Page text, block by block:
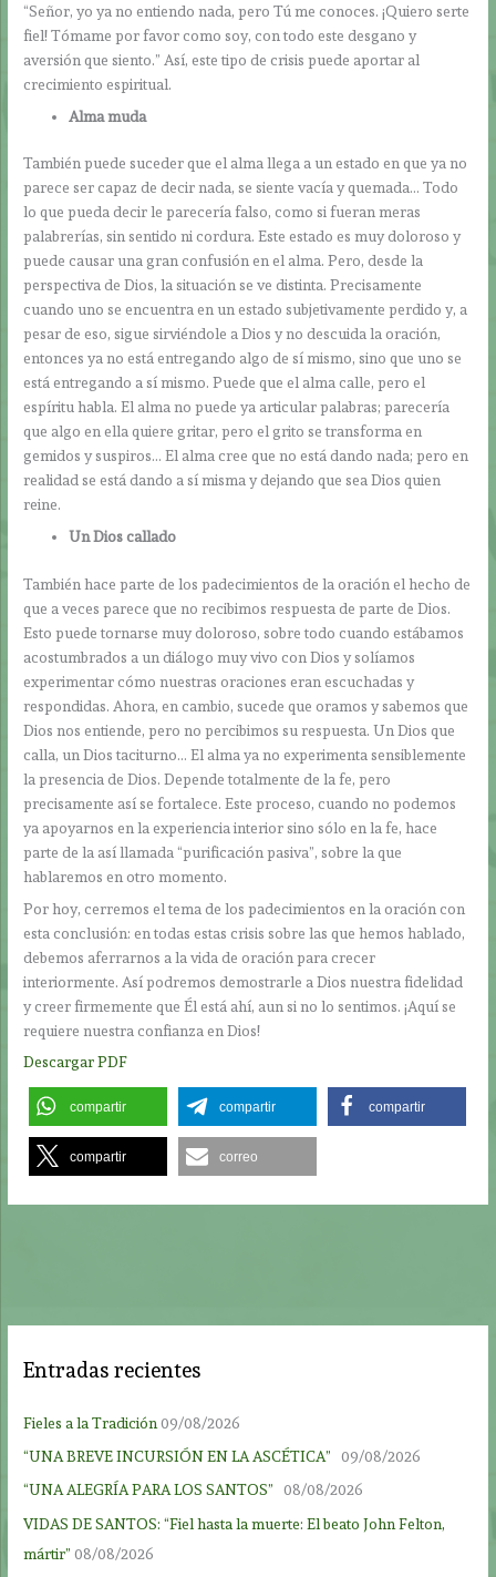
“Señor, yo ya no entiendo nada, pero Tú me conoces. ¡Quiero serte
fiel! Tómame por favor como soy, con todo este desgano y
aversión que siento.” Así, este tipo de crisis puede aportar al
crecimiento espiritual.
Alma muda
También puede suceder que el alma llega a un estado en que ya no
parece ser capaz de decir nada, se siente vacía y quemada… Todo
lo que pueda decir le parecería falso, como si fueran meras
palabrerías, sin sentido ni cordura. Este estado es muy doloroso y
puede causar una gran confusión en el alma. Pero, desde la
perspectiva de Dios, la situación se ve distinta. Precisamente
cuando uno se encuentra en un estado subjetivamente perdido y, a
pesar de eso, sigue sirviéndole a Dios y no descuida la oración,
entonces ya no está entregando algo de sí mismo, sino que uno se
está entregando a sí mismo. Puede que el alma calle, pero el
espíritu habla. El alma no puede ya articular palabras; parecería
que algo en ella quiere gritar, pero el grito se transforma en
gemidos y suspiros… El alma cree que no está dando nada; pero en
realidad se está dando a sí misma y dejando que sea Dios quien
reine.
Un Dios callado
También hace parte de los padecimientos de la oración el hecho de
que a veces parece que no recibimos respuesta de parte de Dios.
Esto puede tornarse muy doloroso, sobre todo cuando estábamos
acostumbrados a un diálogo muy vivo con Dios y solíamos
experimentar cómo nuestras oraciones eran escuchadas y
respondidas. Ahora, en cambio, sucede que oramos y sabemos que
Dios nos entiende, pero no percibimos su respuesta. Un Dios que
calla, un Dios taciturno… El alma ya no experimenta sensiblemente
la presencia de Dios. Depende totalmente de la fe, pero
precisamente así se fortalece. Este proceso, cuando no podemos
ya apoyarnos en la experiencia interior sino sólo en la fe, hace
parte de la así llamada “purificación pasiva”, sobre la que
hablaremos en otro momento.
Por hoy, cerremos el tema de los padecimientos en la oración con
esta conclusión: en todas estas crisis sobre las que hemos hablado,
debemos aferrarnos a la vida de oración para crecer
interiormente. Así podremos demostrarle a Dios nuestra fidelidad
y creer firmemente que Él está ahí, aun si no lo sentimos. ¡Aquí se
requiere nuestra confianza en Dios!
Descargar PDF
compartir compartir compartir
compartir correo
Entradas recientes
Fieles a la Tradición 09/08/2026
“UNA BREVE INCURSIÓN EN LA ASCÉTICA”
09/08/2026
“UNA ALEGRÍA PARA LOS SANTOS”
08/08/2026
VIDAS DE SANTOS: “Fiel hasta la muerte: El beato John Felton,
mártir” 08/08/2026